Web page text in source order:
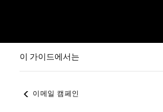
이 가이드에서는
이메일 캠페인